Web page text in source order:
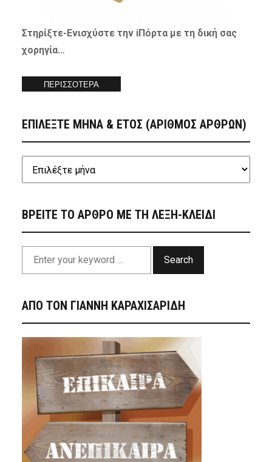
Στηρίξτε- Ενισχύστετην iΠόρτα με τη δική σας
χορηγία…
ΠΕΡΙΣΣΟΤΕΡΑ
ΕΠΙΛΕΞΤΕ ΜΗΝΑ & ΕΤΟΣ (ΑΡΙΘΜΟΣ ΑΡΘΡΩΝ)
ΒΡΕΙΤΕ ΤΟ ΑΡΘΡΟ ΜΕ ΤΗ ΛΕΞΗ-ΚΛΕΙΔΙ
Search
ΑΠΟ ΤΟΝ ΓΙΑΝΝΗ ΚΑΡΑΧΙΣΑΡΙΔΗ